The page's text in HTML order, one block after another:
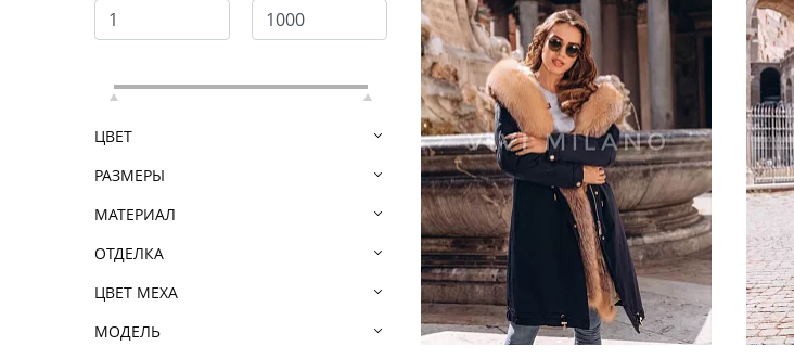
ЦВЕТ
РАЗМЕРЫ
МАТЕРИАЛ
ОТДЕЛКА
ЦВЕТ МЕХА
МОДЕЛЬ